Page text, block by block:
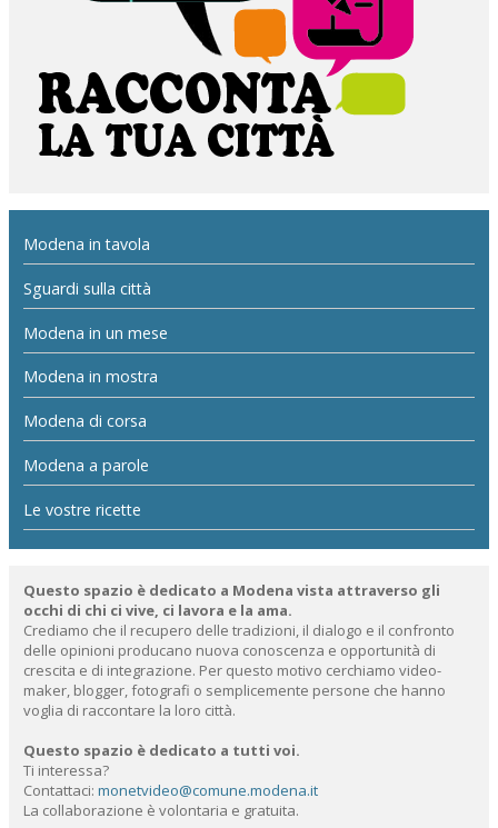
Modena in tavola
Sguardi sulla città
Modena in un mese
Modena in mostra
Modena di corsa
Modena a parole
Le vostre ricette
Questo spazio è dedicato a Modena vista attraverso gli
occhi di chi ci vive, ci lavora e la ama.
Crediamo che il recupero delle tradizioni, il dialogo e il confronto
delle opinioni producano nuova conoscenza e opportunità di
crescita e di integrazione. Per questo motivo cerchiamo video-
maker, blogger, fotografi o semplicemente persone che hanno
voglia di raccontare la loro città.
Questo spazio è dedicato a tutti voi.
Ti interessa?
Contattaci: monetvideo@comune.modena.it
La collaborazione è volontaria e gratuita.